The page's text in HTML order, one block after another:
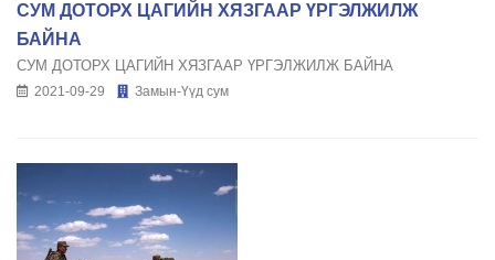
СУМ ДОТОРХ ЦАГИЙН ХЯЗГААР ҮРГЭЛЖИЛЖ
БАЙНА
СУМ ДОТОРХ ЦАГИЙН ХЯЗГААР ҮРГЭЛЖИЛЖ БАЙНА
2021-09-29 Замын-Үүд сум